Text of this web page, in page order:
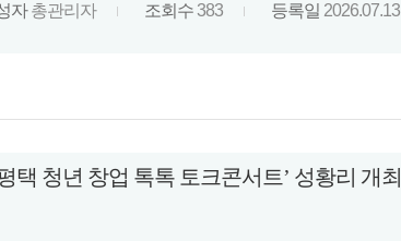
자 총관리자 조회수383 등록일 2026.07.13
택 청년 창업 톡톡 토크콘서트’ 성황리 개최